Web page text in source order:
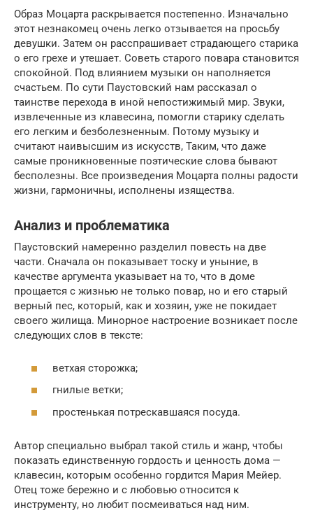
Образ Моцарта раскрывается постепенно. Изначально
этот незнакомец очень легко отзывается на просьбу
девушки. Затем он расспрашивает страдающего старика
о его грехе и утешает. Советь старого повара становится
спокойной. Под влиянием музыки он наполняется
счастьем. По сути Паустовский нам рассказал о
таинстве перехода в иной непостижимый мир. Звуки,
извлеченные из клавесина, помогли старику сделать
его легким и безболезненным. Потому музыку и
считают наивысшим из искусств, Таким, что даже
самые проникновенные поэтические слова бывают
бесполезны. Все произведения Моцарта полны радости
жизни, гармоничны, исполнены изящества.
Анализ и проблематика
Паустовский намеренно разделил повесть на две
части. Сначала он показывает тоску и уныние, в
качестве аргумента указывает на то, что в доме
прощается с жизнью не только повар, но и его старый
верный пес, который, как и хозяин, уже не покидает
своего жилища. Минорное настроение возникает после
следующих слов в тексте:
ветхая сторожка;
гнилые ветки;
простенькая потрескавшаяся посуда.
Автор специально выбрал такой стиль и жанр, чтобы
показать единственную гордость и ценность дома —
клавесин, которым особенно гордится Мария Мейер.
Отец тоже бережно и с любовью относится к
инструменту, но любит посмеиваться над ним.